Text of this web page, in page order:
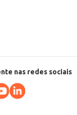
nas redes sociais